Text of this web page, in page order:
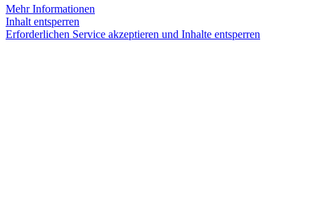
Mehr Informationen
Inhalt entsperren
Erforderlichen Service akzeptieren und Inhalte entsperren